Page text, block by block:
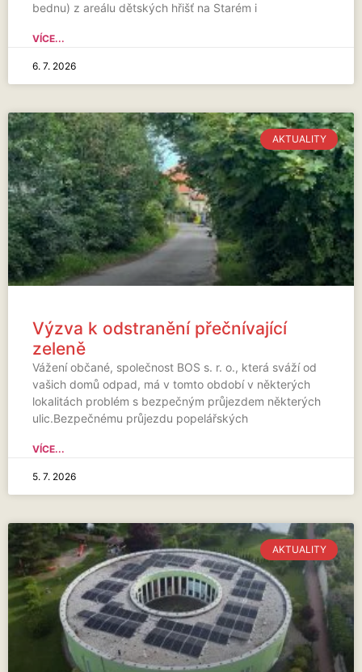
bednu) z areálu dětských hřišť na Starém i
VÍCE...
6. 7. 2026
AKTUALITY
Výzva k odstranění přečnívající
zeleně
Vážení občané, společnost BOS s. r. o., která sváží od
vašich domů odpad, má v tomto období v některých
lokalitách problém s bezpečným průjezdem některých
ulic.Bezpečnému průjezdu popelářských
VÍCE...
5. 7. 2026
AKTUALITY